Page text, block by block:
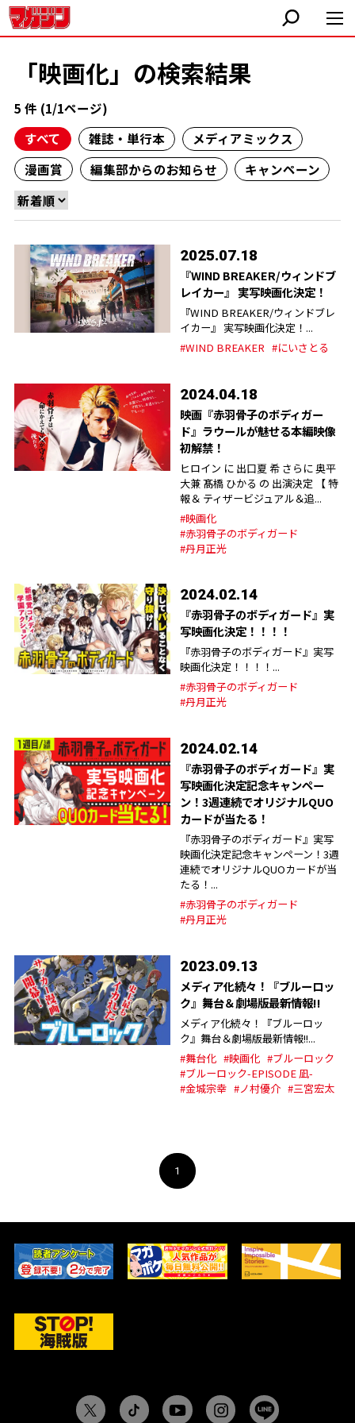
「映画化」の検索結果
5 件 (1/1ページ)
すべて
雑誌・単行本
メディアミックス
漫画賞
編集部からのお知らせ キャンペーン
2025.07.18
『WIND BREAKER/ウィンドブ
レイカー』 実写映画化決定！
『WIND BREAKER/ウィンドブレ
イカー』 実写映画化決定！...
#WIND BREAKER #にいさとる
2024.04.18
映画『赤羽骨子のボディガー
ド』ラウールが魅せる本編映像
初解禁！
ヒロイン に 出口夏 希 さらに 奥平
大兼 髙橋 ひかる の 出演決定 【 特
報＆ ティザービジュアル＆追...
#映画化
#赤羽骨子のボディガード
#丹月正光
2024.02.14
『赤羽骨子のボディガード』実
写映画化決定！！！！
『赤羽骨子のボディガード』実写
映画化決定！！！！...
#赤羽骨子のボディガード
#丹月正光
2024.02.14
『赤羽骨子のボディガード』実
写映画化決定記念キャンペー
ン！3週連続でオリジナルQUO
カードが当たる！
『赤羽骨子のボディガード』実写
映画化決定記念キャンペーン！3週
連続でオリジナルQUOカードが当
たる！...
#赤羽骨子のボディガード
#丹月正光
2023.09.13
メディア化続々！『ブルーロッ
ク』舞台＆劇場版最新情報!!
メディア化続々！『ブルーロッ
ク』舞台＆劇場版最新情報!!...
#舞台化 #映画化 #ブルーロック
#ブルーロック-EPISODE 凪-
#金城宗幸 #ノ村優介 #三宮宏太
1